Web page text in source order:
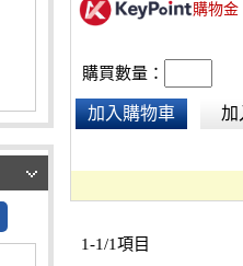
影機，不論是潛水或其
器、滑軌多種應用搭配
專業品質。
購物金
購買數量：
加入購物車 加
1-1/1項目